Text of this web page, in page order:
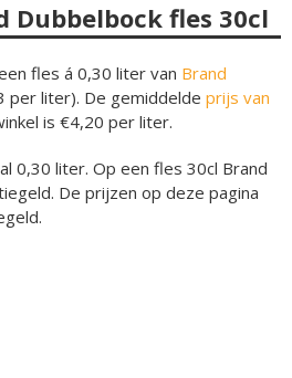
Dubbelbock fles 30cl
fles á 0,30 liter van Brand
per liter). De gemiddelde prijs van
is €4,20 per liter.
0,30 liter. Op een fles 30cl Brand
De prijzen op deze pagina